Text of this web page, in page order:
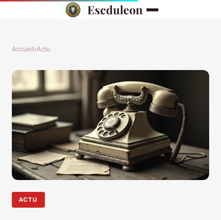
Escduleon
Accueil›Actu
ACTU